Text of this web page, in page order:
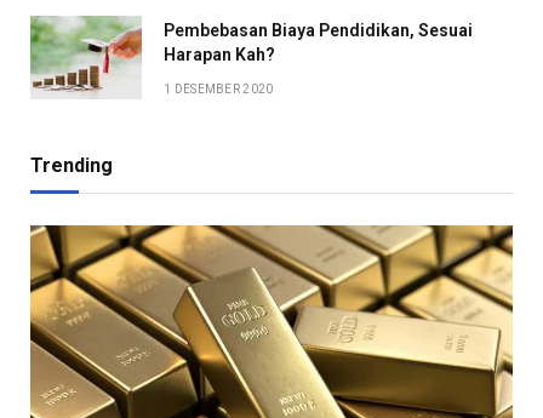
Pembebasan Biaya Pendidikan, Sesuai
Harapan Kah?
1 DESEMBER 2020
Trending